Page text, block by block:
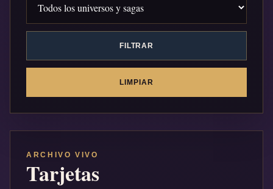
FILTRAR
LIMPIAR
ARCHIVO VIVO
Tarjetas